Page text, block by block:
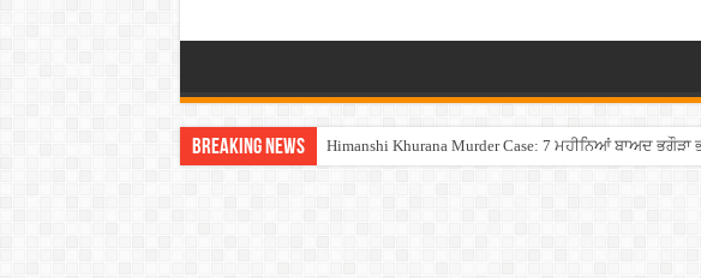
Breaking News Himanshi Khurana Murder Case: 7 ਮਹੀਨਿਆਂ ਬਾਅਦ